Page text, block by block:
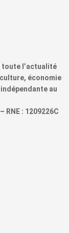
l’actualité
économie
au
RNE : 1209226C